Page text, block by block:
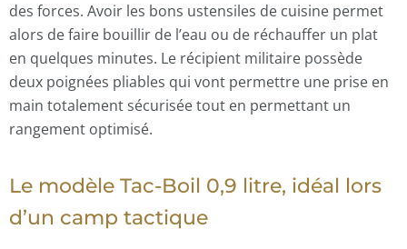
des forces. Avoir les bons ustensiles de cuisine permet
alors de faire bouillir de l’eau ou de réchauffer un plat
en quelques minutes. Le récipient militaire possède
deux poignées pliables qui vont permettre une prise en
main totalement sécurisée tout en permettant un
rangement optimisé.
Le modèle Tac-Boil 0,9 litre, idéal lors
d’un camp tactique